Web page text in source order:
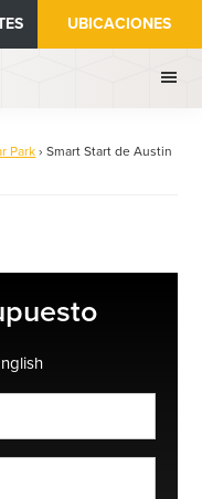
UBICACIONES
Park › Smart Start de Austin